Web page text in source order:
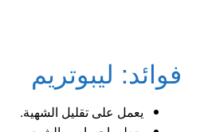
فوائد: ليبوتريم
يعمل على تقليل الشهية.